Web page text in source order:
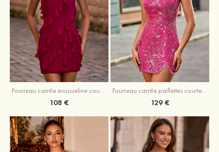
Fourreau carrée mousseline courte/mini robe de fête de la rentré avec volants
108 €
Fourreau carrée paillettes courte/mini robe de fête de la rentrée
129 €